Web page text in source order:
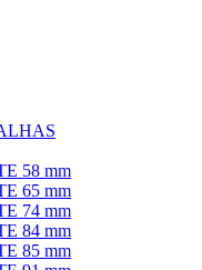
58 mm
65 mm
74 mm
84 mm
85 mm